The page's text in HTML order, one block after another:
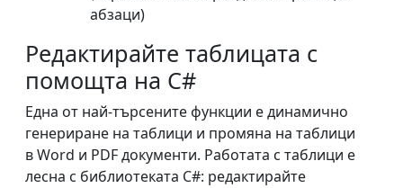
абзаци)
Редактирайте таблицата с
помощта на C#
Една от най-търсените функции е динамично
генериране на таблици и промяна на таблици
в Word и PDF документи. Работата с таблици е
лесна с библиотеката C#: редактирайте